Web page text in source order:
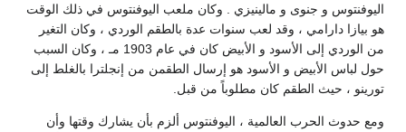
و جنوى و مالينيزي . وكان ملعب اليوفنتوس في ذلك الوقت
بيازا دارامي ، وقد لعب سنوات عدة بالطقم الوردي ، وكان التغير
من الوردي إلى الأسود و الأبيض كان في عام 1903 مـ ، وكان السبب
لباس الأبيض و الأسود هو إرسال الطقمن من إنجلترا بالغلط إلى
، حيث الطقم كان مطلوباً من قبل.
حدوث الحرب العالمية ، اليوفنتوس ألزم بأن يشارك وقتها وأن